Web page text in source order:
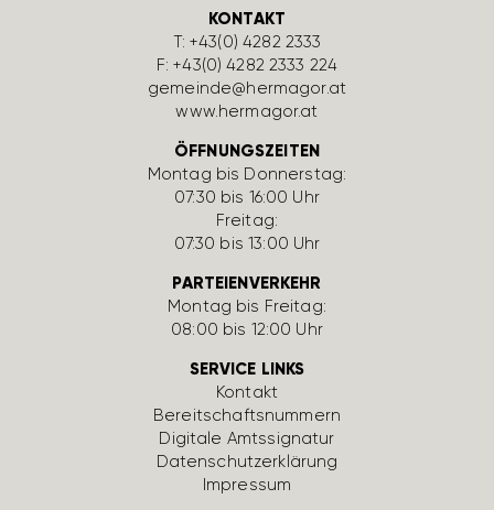
KONTAKT
T:+43(0) 4282 2333
F: +43(0) 4282 2333 224
gemeinde@hermagor.at
www.hermagor.at
ÖFFNUNGSZEITEN
Montag bis Donnerstag:
07:30 bis 16:00 Uhr
Freitag:
07:30 bis 13:00 Uhr
PARTEIENVERKEHR
Montag bis Freitag:
08:00 bis 12:00 Uhr
SERVICE LINKS
Kontakt
Bereit­schafts­num­mern
Digi­tale Amts­si­gnatur
Daten­schutz­er­klä­rung
Impressum